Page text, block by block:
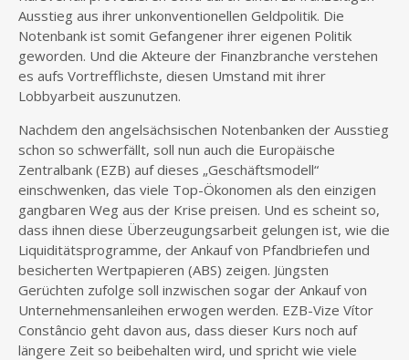
Ausstieg aus ihrer unkonventionellen Geldpolitik. Die
Notenbank ist somit Gefangener ihrer eigenen Politik
geworden. Und die Akteure der Finanzbranche verstehen
es aufs Vortrefflichste, diesen Umstand mit ihrer
Lobbyarbeit auszunutzen.
Nachdem den angelsächsischen Notenbanken der Ausstieg
schon so schwerfällt, soll nun auch die Europäische
Zentralbank (EZB) auf dieses „Geschäftsmodell“
einschwenken, das viele Top-Ökonomen als den einzigen
gangbaren Weg aus der Krise preisen. Und es scheint so,
dass ihnen diese Überzeugungsarbeit gelungen ist, wie die
Liquiditätsprogramme, der Ankauf von Pfandbriefen und
besicherten Wertpapieren (ABS) zeigen. Jüngsten
Gerüchten zufolge soll inzwischen sogar der Ankauf von
Unternehmensanleihen erwogen werden. EZB-Vize Vítor
Constâncio geht davon aus, dass dieser Kurs noch auf
längere Zeit so beibehalten wird, und spricht wie viele